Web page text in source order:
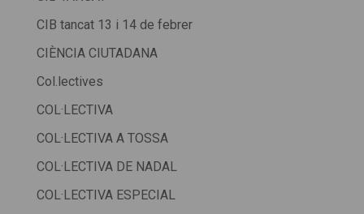
CIB tancat 13 i 14 de febrer
CIÈNCIA CIUTADANA
Col.lectives
COL·LECTIVA
COL·LECTIVA A TOSSA
COL·LECTIVA DE NADAL
COL·LECTIVA ESPECIAL